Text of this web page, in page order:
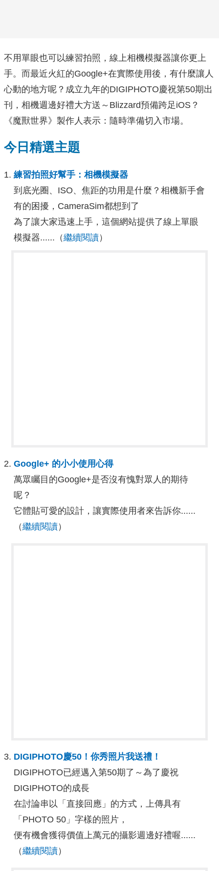
不用單眼也可以練習拍照，線上相機模擬器讓你更上
手。而最近火紅的Google+在實際使用後，有什麼讓人
心動的地方呢？成立九年的DIGIPHOTO慶祝第50期出
刊，相機週邊好禮大方送～ Blizzard預備跨足iOS？
《魔獸世界》製作人表示：隨時準備切入市場。
今日精選主題
練習拍照好幫手：相機模擬器
到底光圈、ISO、焦距的功用是什麼？相機新手會
有的困擾，CameraSim都想到了
為了讓大家迅速上手，這個網站提供了線上單眼
模擬器......（繼續閱讀）
Google+ 的小小使用心得
萬眾矚目的Google+是否沒有愧對眾人的期待
呢？
它體貼可愛的設計，讓實際使用者來告訴你......
（繼續閱讀）
DIGIPHOTO慶50！你秀照片我送禮！
DIGIPHOTO已經邁入第50期了～為了慶祝
DIGIPHOTO的成長
在討論串以「直接回應」的方式，上傳具有
「PHOTO 50」字樣的照片，
便有機會獲得價值上萬元的攝影週邊好禮喔......
（繼續閱讀）